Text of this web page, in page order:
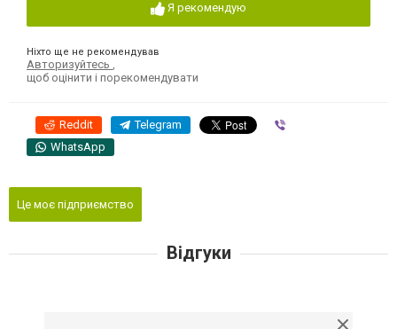
Я рекомендую
Ніхто ще не рекомендував
Авторизуйтесь ,
щоб оцінити і порекомендувати
Reddit Telegram
WhatsApp
Це моє підприємство
Відгуки